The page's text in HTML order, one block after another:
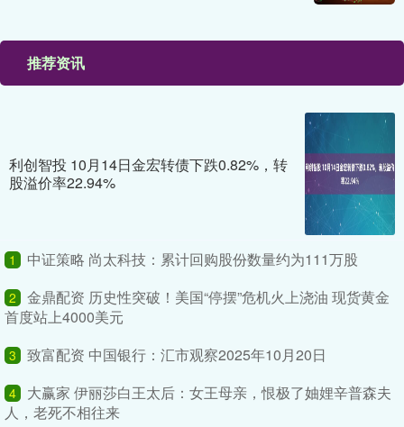
推荐资讯
利创智投 10月14日金宏转债下跌0.82%，转
股溢价率22.94%
1 中证策略 尚太科技：累计回购股份数量约为111万股
2
金鼎配资 历史性突破！美国“停摆”危机火上浇油 现货黄金
首度站上4000美元
3 致富配资 中国银行：汇市观察2025年10月20日
4
大赢家 伊丽莎白王太后：女王母亲，恨极了妯娌辛普森夫
人，老死不相往来